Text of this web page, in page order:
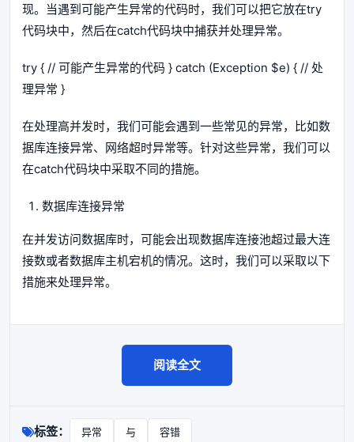
现。当遇到可能产生异常的代码时，我们可以把它放在try
代码块中，然后在catch代码块中捕获并处理异常。
try { // 可能产生异常的代码 } catch (Exception $e) { // 处
理异常 }
在处理高并发时，我们可能会遇到一些常见的异常，比如数
据库连接异常、网络超时异常等。针对这些异常，我们可以
在catch代码块中采取不同的措施。
数据库连接异常
在并发访问数据库时，可能会出现数据库连接池超过最大连
接数或者数据库主机宕机的情况。这时，我们可以采取以下
措施来处理异常。
阅读全文
标签： 异常 与 容错